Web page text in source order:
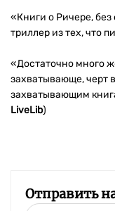
«Книги о Ричере,
триллер из тех, что
«Достаточно много
захватывающе, черт
захватывающим
LiveLib)
Отправить